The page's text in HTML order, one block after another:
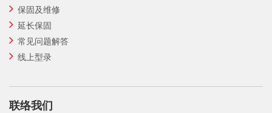
保固及维修
延长保固
常见问题解答
线上型录
联络我们